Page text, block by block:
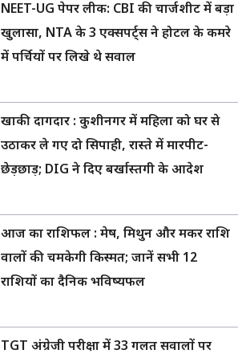
NEET-UG पेपर लीक: CBI की चार्जशीट में बड़ा
खुलासा, NTA के 3 एक्सपर्ट्स ने होटल के कमरे
में पर्चियों पर लिखे थे सवाल
खाकी दागदार : कुशीनगर में महिला को घर से
उठाकर ले गए दो सिपाही, रास्ते में मारपीट-
छेड़छाड़; DIG ने दिए बर्खास्तगी के आदेश
आज का राशिफल : मेष, मिथुन और मकर राशि
वालों की चमकेगी किस्मत; जानें सभी 12
राशियों का दैनिक भविष्यफल
TGT अंग्रेजी परीक्षा में 33 गलत सवालों पर